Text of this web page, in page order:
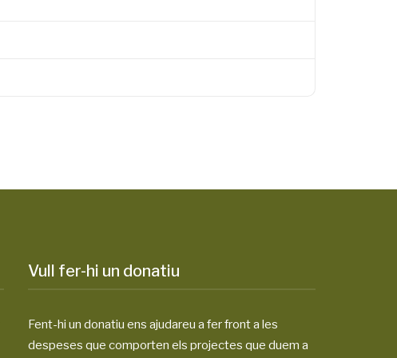
Vull fer-hi un donatiu
Fent-hi un donatiu ens ajudareu a fer front a les
despeses que comporten els projectes que duem a